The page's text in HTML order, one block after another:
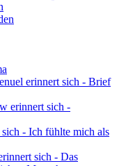
erinnert sich - Brief
erinnert sich -
- Ich fühlte mich als
sich - Das